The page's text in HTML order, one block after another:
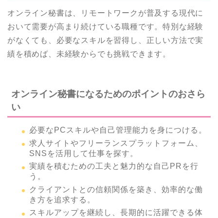
オンライン秘書は、リモートワークが普及する現代に
おいて需要が高まり続けている職種です。特別な経験
がなくても、必要なスキルを習得し、正しい方法で実
績を積めば、未経験からでも挑戦できます。
オンライン秘書になるためのポイントのおさら
い
必要なPCスキルや自己管理能力を身につける。
求人サイトやフリーランスプラットフォーム、
SNSを活用して仕事を探す。
実績を積むための工夫と魅力的な自己PRを行
う。
クライアントとの信頼関係を築き、効率的な働
き方を追求する。
スキルアップを継続し、長期的に活躍できる体